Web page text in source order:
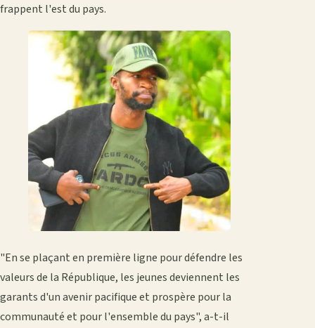
frappent l'est du pays.
"En se plaçant en première ligne pour défendre les
valeurs de la République, les jeunes deviennent les
garants d'un avenir pacifique et prospère pour la
communauté et pour l'ensemble du pays", a-t-il